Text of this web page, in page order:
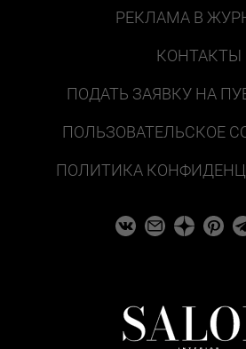
РЕКЛАМА В
КОНТАКТЫ
ПОДАТЬ ЗАЯВКУ НА
ПОЛЬЗОВАТЕЛЬСКОЕ
ПОЛИТИКА